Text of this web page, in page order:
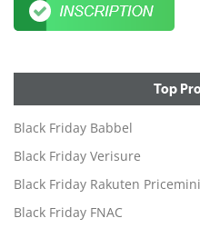
Top
Black Friday Babbel
Black Friday Verisure
Black Friday Rakuten
Black Friday FNAC